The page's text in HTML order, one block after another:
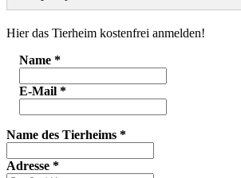
Hier das Tierheim kostenfrei anmelden!
Name *
E-Mail *
Name des Tierheims *
Adresse *